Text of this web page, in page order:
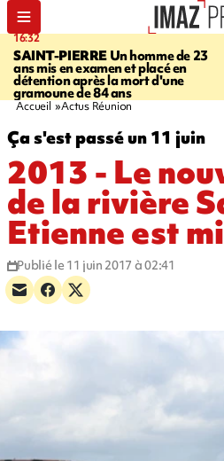
16:32
SAINT-PIERREUn homme de 23
ans mis en examen et placé en
détention après la mort d'une
gramoune de 84 ans
Accueil Actus Réunion
Ça s'est passé un 11 juin
2013 - Le
de la rivière
Etienne est
Publié le 11 juin 2017 à 02:41